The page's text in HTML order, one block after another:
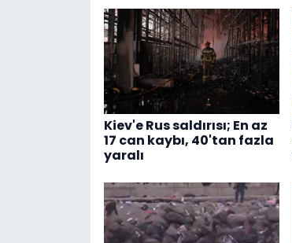
Kiev'e Rus saldırısı; En az
17 can kaybı, 40'tan fazla
yaralı